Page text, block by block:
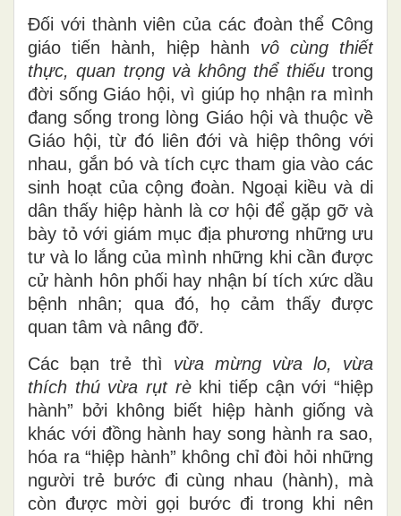
Đối với thành viên của các đoàn thể Công
giáo tiến hành, hiệp hành vô cùng thiết
thực, quan trọng và không thể thiếu trong
đời sống Giáo hội, vì giúp họ nhận ra mình
đang sống trong lòng Giáo hội và thuộc về
Giáo hội, từ đó liên đới và hiệp thông với
nhau, gắn bó và tích cực tham gia vào các
sinh hoạt của cộng đoàn. Ngoại kiều và di
dân thấy hiệp hành là cơ hội để gặp gỡ và
bày tỏ với giám mục địa phương những ưu
tư và lo lắng của mình những khi cần được
cử hành hôn phối hay nhận bí tích xức dầu
bệnh nhân; qua đó, họ cảm thấy được
quan tâm và nâng đỡ.
Các bạn trẻ thì vừa mừng vừa lo, vừa
thích thú vừa rụt rè khi tiếp cận với “hiệp
hành” bởi không biết hiệp hành giống và
khác với đồng hành hay song hành ra sao,
hóa ra “hiệp hành” không chỉ đòi hỏi những
người trẻ bước đi cùng nhau (hành), mà
còn được mời gọi bước đi trong khi nên